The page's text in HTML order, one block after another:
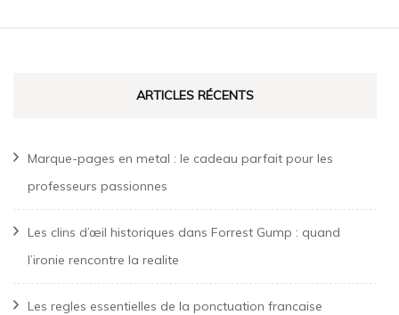
ARTICLES RÉCENTS
Marque-pages en metal : le cadeau parfait pour les
professeurs passionnes
Les clins d’œil historiques dans Forrest Gump : quand
l’ironie rencontre la realite
Les regles essentielles de la ponctuation francaise